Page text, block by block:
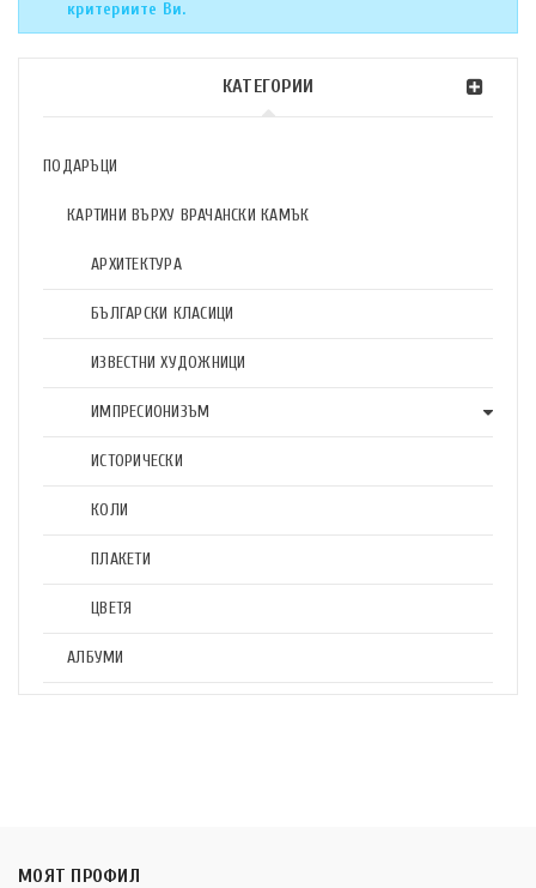
КАТЕГОРИИ
ПОДАРЪЦИ
КАРТИНИ ВЪРХУ ВРАЧАНСКИ КАМЪК
АРХИТЕКТУРА
БЪЛГАРСКИ КЛАСИЦИ
ИЗВЕСТНИ ХУДОЖНИЦИ
ИМПРЕСИОНИЗЪМ
ИСТОРИЧЕСКИ
КОЛИ
ПЛАКЕТИ
ЦВЕТЯ
АЛБУМИ
критериите Ви.
МОЯТ ПРОФИЛ